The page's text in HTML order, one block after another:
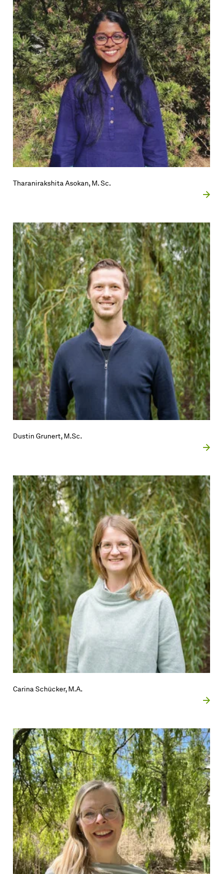
Tharanirakshita Asokan, M. Sc.
Dustin Grunert, M.Sc.
Carina Schücker, M.A.